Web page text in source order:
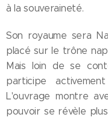
à la souveraineté.
Son royaume sera
placé sur le trône
Mais loin de se
participe
L'ouvrage montre
pouvoir se révèle